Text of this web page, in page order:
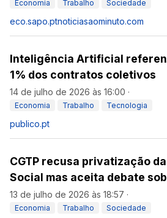
Economia Trabalho Sociedade
eco.sapo.ptnoticiasaominuto.com
Inteligência Artificial
1% dos contratos coletivos
14 de julho de 2026 às 16:00 ·
Economia Trabalho Tecnologia
publico.pt
CGTP recusa privatização
Social mas aceita debate
13 de julho de 2026 às 18:57 ·
Economia Trabalho Sociedade